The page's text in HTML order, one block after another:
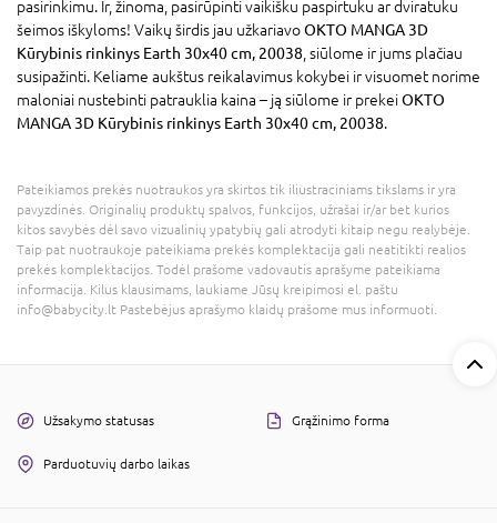
pasirinkimu. Ir, žinoma, pasirūpinti vaikišku paspirtuku ar dviratuku
šeimos iškyloms! Vaikų širdis jau užkariavoOKTO MANGA 3D
Kūrybinis rinkinys Earth 30x40 cm, 20038, siūlome ir jums plačiau
susipažinti. Keliame aukštus reikalavimus kokybei ir visuomet norime
maloniai nustebinti patrauklia kaina – ją siūlome ir prekeiOKTO
MANGA 3D Kūrybinis rinkinys Earth 30x40 cm, 20038.
Pateikiamos prekės nuotraukos yra skirtos tik iliustraciniams tikslams ir yra
pavyzdinės. Originalių produktų spalvos, funkcijos, užrašai ir/ar bet kurios
kitos savybės dėl savo vizualinių ypatybių gali atrodyti kitaip negu realybėje.
Taip pat nuotraukoje pateikiama prekės komplektacija gali neatitikti realios
prekės komplektacijos. Todėl prašome vadovautis aprašyme pateikiama
informacija. Kilus klausimams, laukiame Jūsų kreipimosi el. paštu
info@babycity.lt Pastebėjus aprašymo klaidų prašome mus informuoti.
Užsakymo statusas Grąžinimo forma
Parduotuvių darbo laikas